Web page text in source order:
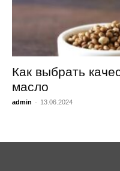
Как выбрать
масло
admin - 13.06.2024